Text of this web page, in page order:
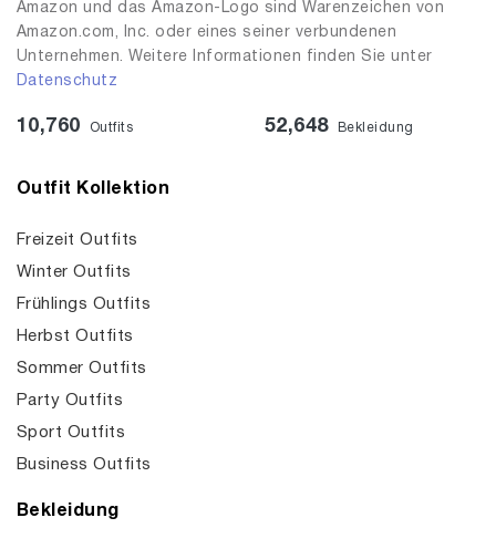
Amazon und das Amazon-Logo sind Warenzeichen von
Amazon.com, Inc. oder eines seiner verbundenen
Unternehmen. Weitere Informationen finden Sie unter
Datenschutz
10,760 Outfits 52,648 Bekleidung
Outfit Kollektion
Freizeit Outfits
Winter Outfits
Frühlings Outfits
Herbst Outfits
Sommer Outfits
Party Outfits
Sport Outfits
Business Outfits
Bekleidung